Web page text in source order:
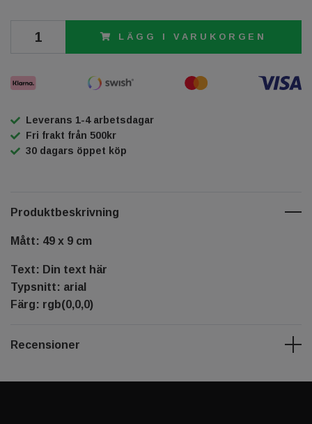
LÄGG I VARUKORGEN
Leverans 1-4 arbetsdagar
Fri frakt från 500kr
30 dagars öppet köp
Produktbeskrivning
Mått: 49 x 9 cm
Text: Din text här
Typsnitt: arial
Färg: rgb(0,0,0)
Recensioner